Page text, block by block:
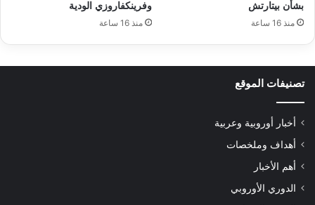
بشأن بيتارتش
منذ 16 ساعة
وفرينكفاروزي الودية
منذ 16 ساعة
تصنيفات الموقع
أخبار أوروبية وعربية
أهداف وملخصات
أهم الأخبار
الدوري الأوروبي